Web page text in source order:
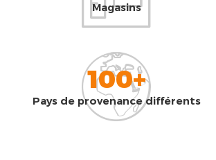
Magasins
100+
Pays de provenance différents